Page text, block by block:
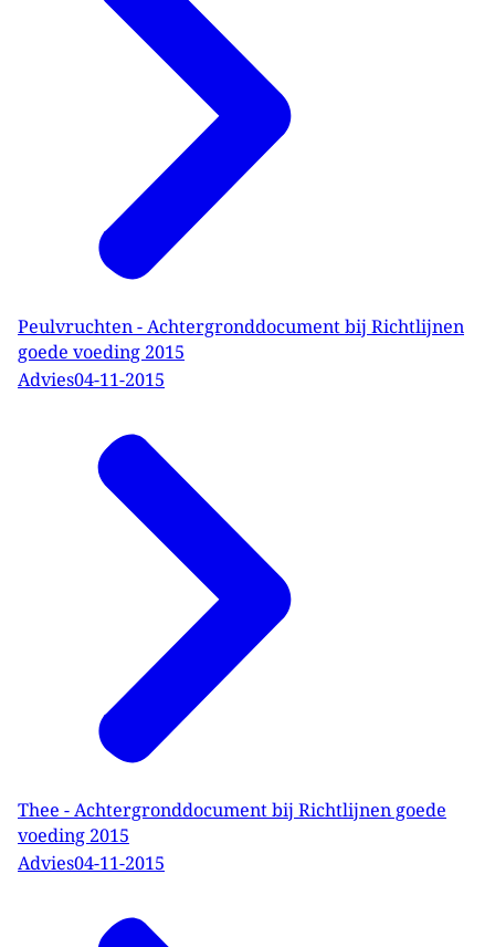
Peulvruchten - Achtergronddocument bij Richtlijnen
goede voeding 2015
Advies04-11-2015
Thee - Achtergronddocument bij Richtlijnen goede
voeding 2015
Advies04-11-2015